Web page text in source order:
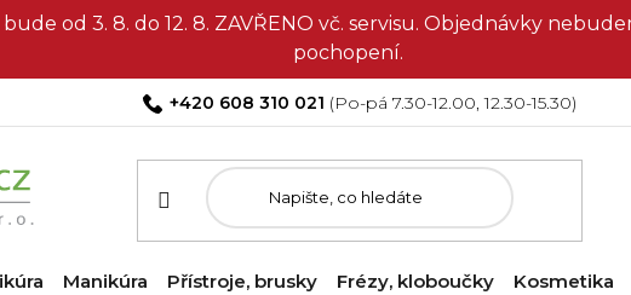
od 3. 8. do 12. 8. ZAVŘENO vč. servisu. Objednávky
pochopení.
+420 608 310 021
Manikúra Přístroje, brusky Frézy, kloboučky Kosmetika